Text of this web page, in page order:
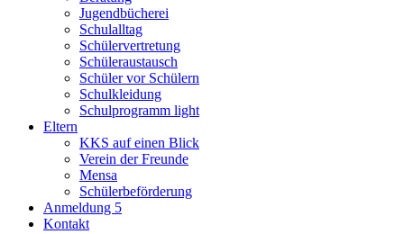
Jugendbücherei
Schulalltag
Schülervertretung
Schüleraustausch
Schüler vor Schülern
Schulkleidung
Schulprogramm light
Eltern
KKS auf einen Blick
Verein der Freunde
Mensa
Schülerbeförderung
Anmeldung 5
Kontakt